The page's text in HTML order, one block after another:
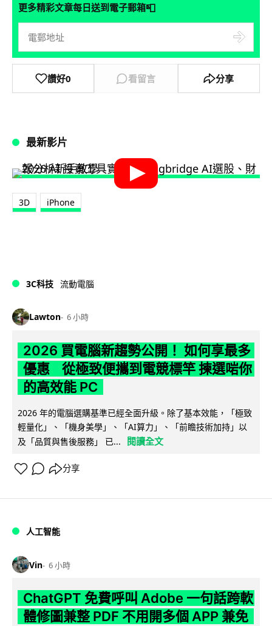
更多精彩文章每日送到電子郵箱📮
讚好0 看留言 分享
最新影片
3D iPhone
3C科技 流動電腦
Lawton 6 小時
2026 買電腦新趨勢公開！ 如何享最多
優惠 從極致便攜到電競標竿 揀選啱你
的高效能 PC
2026 年的電腦選購基準已經全面升級。除了基本效能，「極致
輕量化」、「機身美學」、「AI算力」、「前瞻技術加持」以
及「品質與售後服務」 已...
閱讀全文
分享
人工智能
Vin 6 小時
ChatGPT 免費呼叫 Adobe 一句話跨軟
體修圖兼整 PDF 不用開多個 APP 兼免